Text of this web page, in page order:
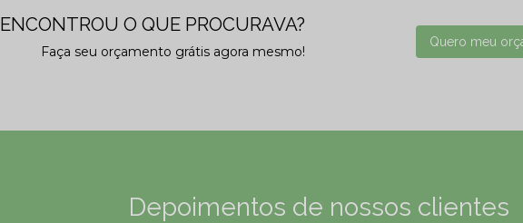
ENCONTROU O QUE PROCURAVA?
Faça seu orçamento grátis agora mesmo!
Quero meu
Depoimentos de nossos clientes